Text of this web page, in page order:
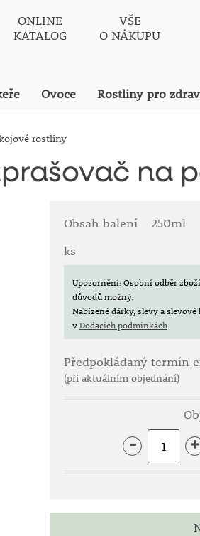
ONLINE
KATALOG
VŠE
O NÁKUPU
Ovoce Rostliny pro
rostliny
na
Obsah balení
250ml
ks
Upozornění: Osobní odběr
důvodů možný.
Nabízené dárky, slevy a
vDodacích podmínkách.
Předpokládaný termín
(při aktuálním objednání)
- +